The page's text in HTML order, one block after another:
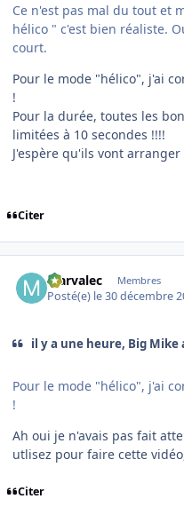
Ce n'est pas mal du tout et
hélico " c'est bien réaliste.
court.
Pour le mode "hélico", j'ai
!
Pour la durée, toutes les
limitées à 10 secondes !!!!
J'espère qu'ils vont arranger
Citer
Marvalec Membres
Posté(e) le 30 décembre
il y a une heure, Big Mike
Pour le mode "hélico", j'ai
!
Ah oui je n'avais pas fait
utlisez pour faire cette
Citer